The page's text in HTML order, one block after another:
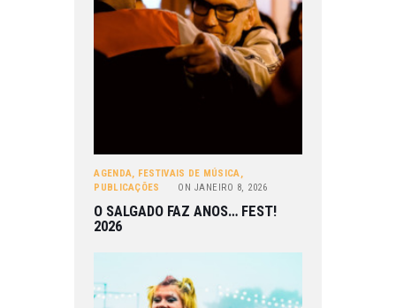
AGENDA, FESTIVAIS DE MÚSICA,
PUBLICAÇÕES
ON JANEIRO 8, 2026
O SALGADO FAZ ANOS… FEST!
2026